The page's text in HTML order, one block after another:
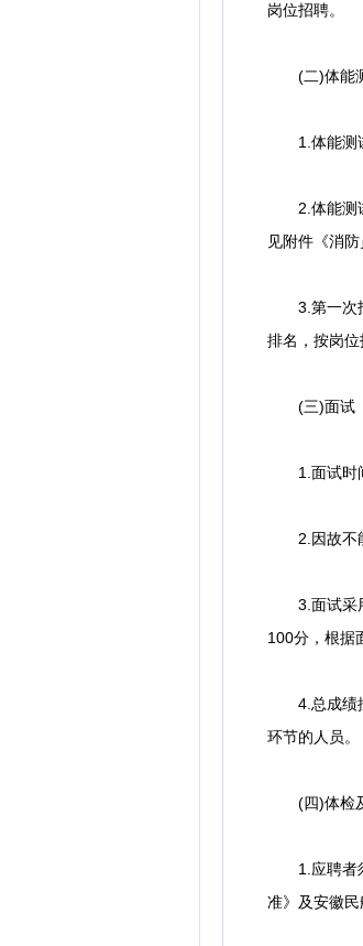
岗位招聘。
(二)体能
1.体能测试
2.体能测试
见附件《消
3.第一次报
排名，按岗
(三)面试
1.面试时间
2.因故不能
3.面试采用
100分，根据
4.总成绩按
环节的人员。
(四)体检
1.应聘者须
准》及安徽民